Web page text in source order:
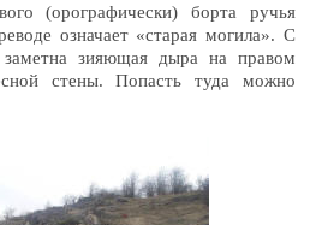
(орографически) борта ручья
означает «старая могила». С
зияющая дыра на правом
стены. Попасть туда можно